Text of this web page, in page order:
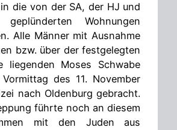
die von der SA, der HJ und
Wohnungen
Alle Männer mit Ausnahme
bzw. über der festgelegten
liegenden Moses Schwabe
des 11. November
nach Oldenburg gebracht.
führte noch an diesem
mit den Juden aus